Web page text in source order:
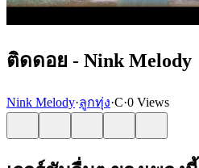
ติดดอย - Nink Melody
Nink Melody·ลูกทุ่ง·C·0 Views